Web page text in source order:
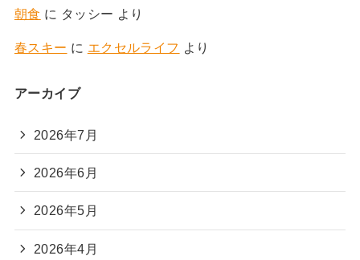
朝食 に タッシー より
春スキー に エクセルライフ より
アーカイブ
2026年7月
2026年6月
2026年5月
2026年4月